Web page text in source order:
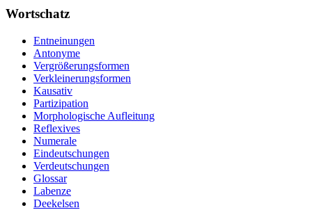
Wortschatz
Entneinungen
Antonyme
Vergrößerungsformen
Verkleinerungsformen
Kausativ
Partizipation
Morphologische Aufleitung
Reflexives
Numerale
Eindeutschungen
Verdeutschungen
Glossar
Labenze
Deekelsen